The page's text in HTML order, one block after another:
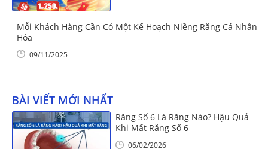
Mỗi Khách Hàng Cần Có Một Kế Hoạch Niềng Răng Cá Nhân
Hóa
09/11/2025
BÀI VIẾT MỚI NHẤT
Răng Số 6 Là Răng Nào? Hậu Quả
Khi Mất Răng Số 6
06/02/2026